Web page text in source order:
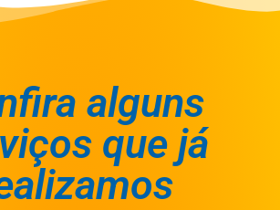
alguns
que já